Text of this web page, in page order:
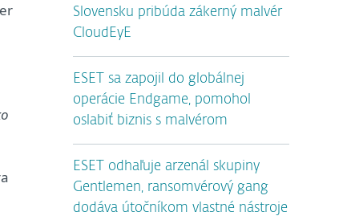
Slovensku pribúda zákerný malvér
CloudEyE
ESET sa zapojil do globálnej
operácie Endgame, pomohol
oslabiť biznis s malvérom
ESET odhaľuje arzenál skupiny
Gentlemen, ransomvérový gang
dodáva útočníkom vlastné nástroje